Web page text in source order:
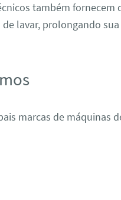
também fornecem
lavar, prolongando
marcas de máquinas